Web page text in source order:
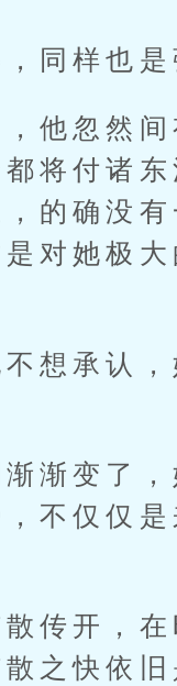
样也是
忽然间
将付诸
的确没
对她极大
承认，
变了，
不仅仅
开，在
之快依